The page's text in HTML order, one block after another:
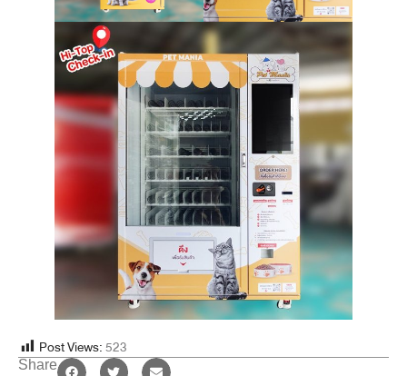
Post Views:523
Share